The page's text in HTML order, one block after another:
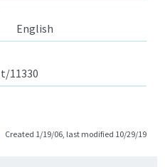
English
11330
Created 1/19/06, last modified 10/29/19